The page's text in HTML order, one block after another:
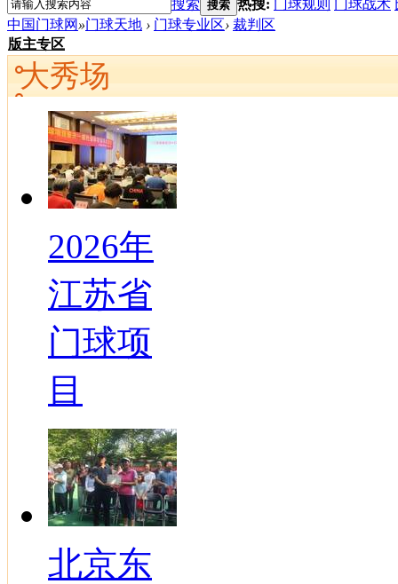
搜索 搜索 热搜: 门球规则 门球战术
中国门球网 »门球天地 › 门球专业区› 裁判区
版主专区
大秀场
2026年
江苏省
门球项
目
北京东